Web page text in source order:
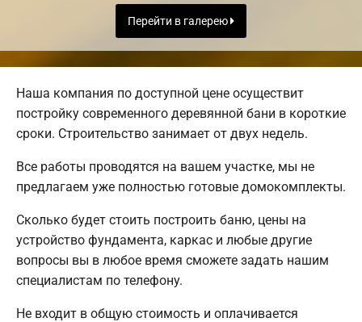
Перейти в галерею
Наша компания по доступной цене осуществит
постройку современного деревянной бани в короткие
сроки. Строительство занимает от двух недель.
Все работы проводятся на вашем участке, мы не
предлагаем уже полностью готовые домокомплекты.
Сколько будет стоить построить баню, цены на
устройство фундамента, каркас и любые другие
вопросы вы в любое время сможете задать нашим
специалистам по телефону.
Не входит в общую стоимость и оплачивается